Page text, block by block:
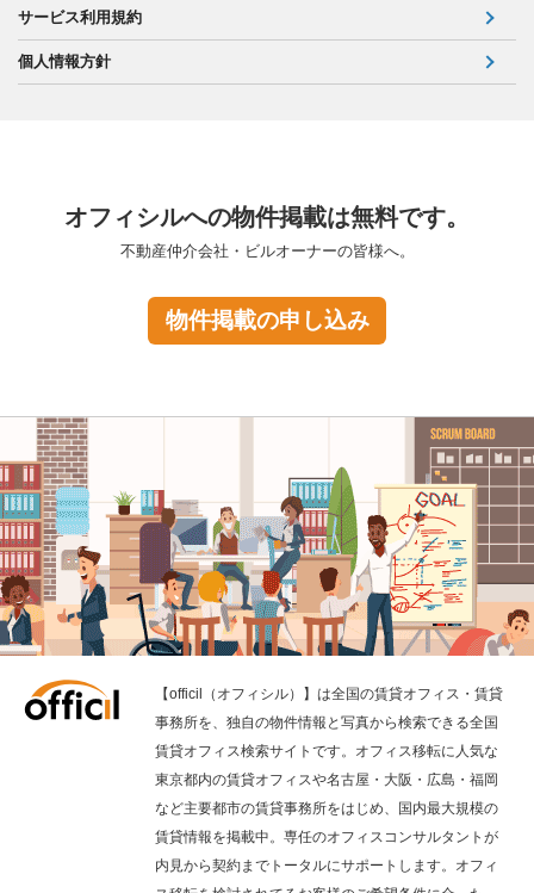
サービス利用規約
個人情報方針
オフィシルへの物件掲載は無料です。
不動産仲介会社・ビルオーナーの皆様へ。
物件掲載の申し込み
【officil（オフィシル）】は全国の賃貸オフィス・賃貸
事務所を、独自の物件情報と写真から検索できる全国
賃貸オフィス検索サイトです。オフィス移転に人気な
東京都内の賃貸オフィスや名古屋・大阪・広島・福岡
など主要都市の賃貸事務所をはじめ、国内最大規模の
賃貸情報を掲載中。専任のオフィスコンサルタントが
内見から契約までトータルにサポートします。オフィ